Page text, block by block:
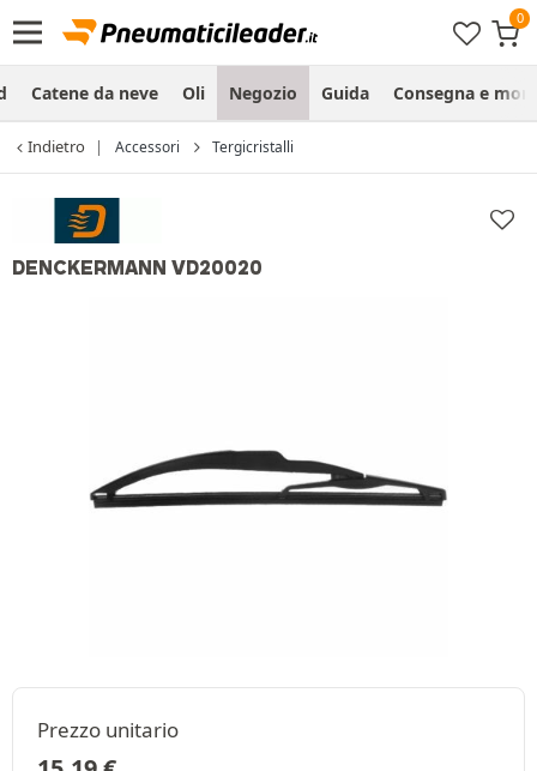
Catene da neve Oli Negozio Guida Consegna e
Indietro Accessori Tergicristalli
DENCKERMANN VD20020
Prezzo unitario